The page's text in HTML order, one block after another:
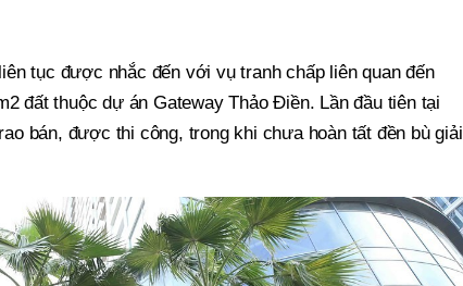
tục được nhắc đến với vụ tranh chấp liên quan đến
đất thuộc dự án Gateway Thảo Điền. Lần đầu tiên tại
bán, được thi công, trong khi chưa hoàn tất đền bù giải